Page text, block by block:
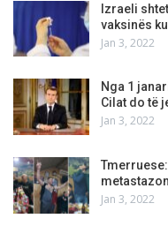
Izraeli
vaksinës
Jan 3, 2022
Nga 1
Cilat do të
Jan 3, 2022
Jan 3, 2022